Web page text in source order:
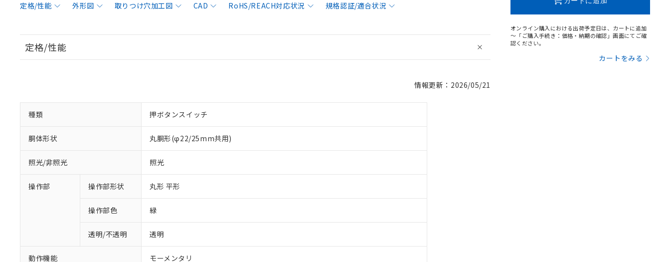
定格/性能 外形図 取りつけ穴加工図 CAD RoHS/REACH対応状況 規格認証/適合状況
定格/性能
情報更新：2026/05/21
種類 押ボタンスイッチ
胴体形状 丸胴形(φ22/25mm共用)
照光/非照光 照光
操作部 操作部形状 丸形 平形
操作部色 緑
透明/不透明 透明
動作機能 モーメンタリ
オンライン購入における出荷予定日は、カートに追加
～「ご購入手続き：価格・納期の確認」画面にてご確
認ください。
カートをみる